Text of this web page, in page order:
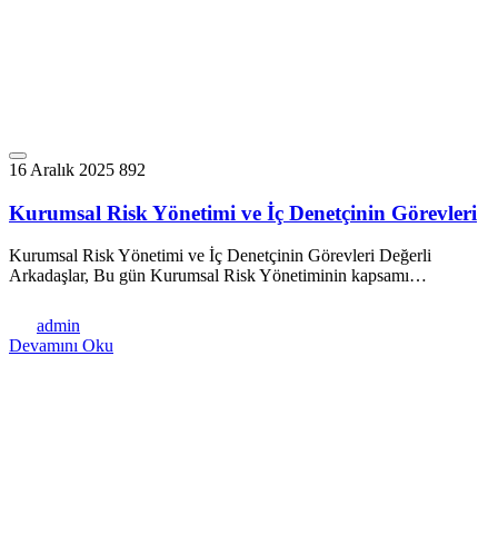
16 Aralık 2025 892
Kurumsal Risk Yönetimi ve İç Denetçinin Görevleri
Kurumsal Risk Yönetimi ve İç Denetçinin Görevleri Değerli
Arkadaşlar, Bu gün Kurumsal Risk Yönetiminin kapsamı…
admin
Devamını Oku